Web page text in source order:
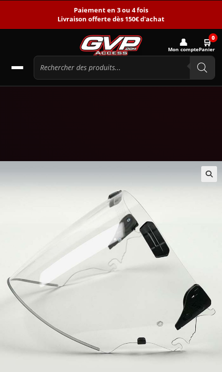
Paiement en 3 ou 4 fois
Livraison offerte dès 150€ d'achat
👤
Mon compte
🛒0
Panier